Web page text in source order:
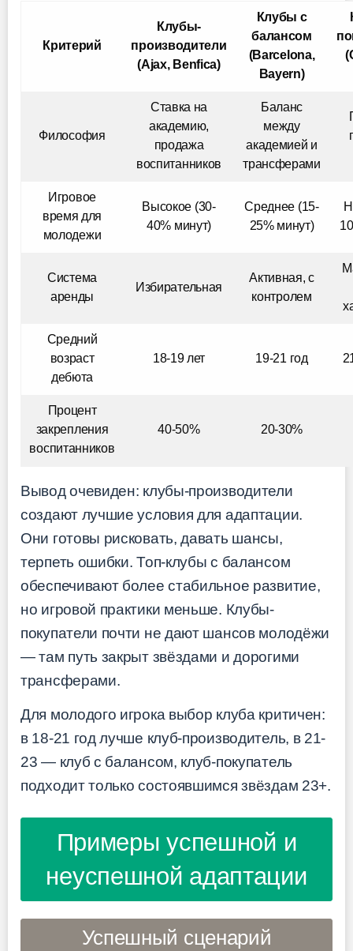
Критерий
Клубы-
производители
(Ajax, Benfica)
Клубы с
балансом
(Barcelona,
Bayern)
Философия
Ставка на
академию,
продажа
воспитанников
Баланс
между
академией и
трансферами
Игровое
время для
молодежи
Высокое (30-
40% минут)
Среднее (15-
25% минут)
Система
аренды
Избирательная
Активная, с
контролем
Средний
возраст
дебюта
18-19 лет 19-21 год
Процент
закрепления
воспитанников
40-50% 20-30%
Вывод очевиден: клубы-производители
создают лучшие условия для адаптации.
Они готовы рисковать, давать шансы,
терпеть ошибки. Топ-клубы с балансом
обеспечивают более стабильное развитие,
но игровой практики меньше. Клубы-
покупатели почти не дают шансов молодёжи
— там путь закрыт звёздами и дорогими
трансферами.
Для молодого игрока выбор клуба критичен:
в 18-21 год лучше клуб-производитель, в 21-
23 — клуб с балансом, клуб-покупатель
подходит только состоявшимся звёздам 23+.
Примеры успешной и
неуспешной адаптации
Успешный сценарий